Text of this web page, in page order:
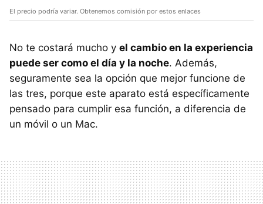
El precio podría variar. Obtenemos comisión por estos enlaces
No te costará mucho y el cambio en la experiencia
puede ser como el día y la noche. Además,
seguramente sea la opción que mejor funcione de
las tres, porque este aparato está específicamente
pensado para cumplir esa función, a diferencia de
un móvil o un Mac.